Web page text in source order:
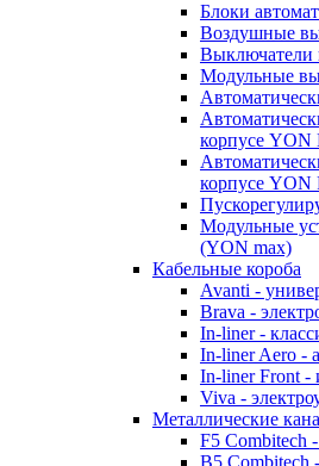
Блоки
Воздушные
Выключатели
Модульные
корпусе
корпусе
Модульные
(YON max)
Кабельные короба
Avanti -
Brava -
In-liner -
In-liner Aero -
In-liner Front -
Viva -
Металлические
F5 Combitech
B5 Combitech